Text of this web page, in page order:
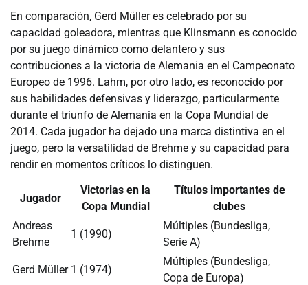
En comparación, Gerd Müller es celebrado por su
capacidad goleadora, mientras que Klinsmann es conocido
por su juego dinámico como delantero y sus
contribuciones a la victoria de Alemania en el Campeonato
Europeo de 1996. Lahm, por otro lado, es reconocido por
sus habilidades defensivas y liderazgo, particularmente
durante el triunfo de Alemania en la Copa Mundial de
2014. Cada jugador ha dejado una marca distintiva en el
juego, pero la versatilidad de Brehme y su capacidad para
rendir en momentos críticos lo distinguen.
Jugador
Victorias en la
Copa Mundial
Títulos importantes de
clubes
Andreas
Brehme
1 (1990)
Múltiples (Bundesliga,
Serie A)
Gerd Müller 1 (1974)
Múltiples (Bundesliga,
Copa de Europa)